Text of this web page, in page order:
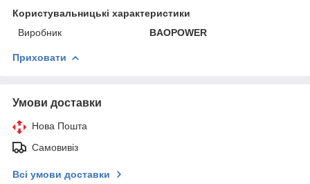
Користувальницькі характеристики
Виробник
BAOPOWER
Приховати
Умови доставки
Нова Пошта
Самовивіз
Всі умови доставки